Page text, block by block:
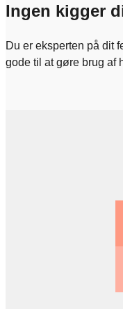
Ingen kigger
Du er eksperten på dit
gode til at gøre brug af